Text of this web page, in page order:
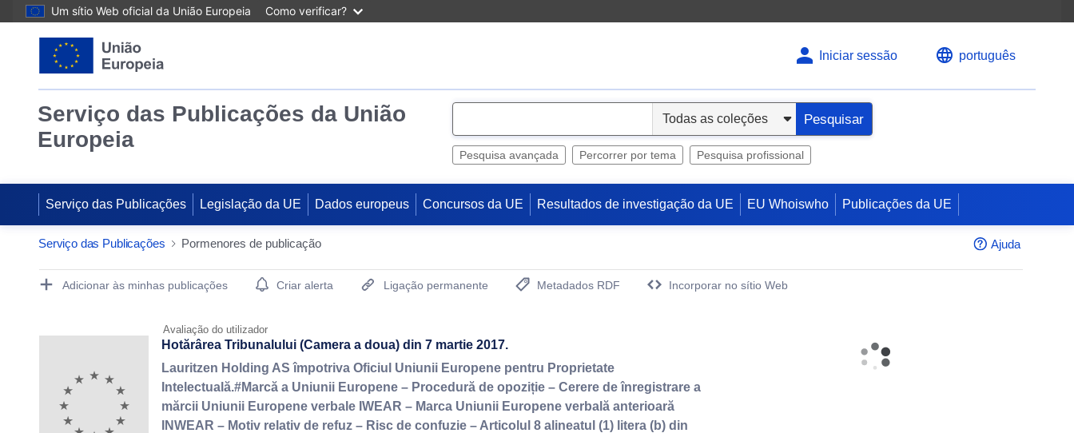
Um sítio Web oficial da União Europeia Como verificar?
Iniciar sessão português
Serviço das Publicações da União
Europeia
e
Pesquisar
Pesquisa avançada Percorrer por tema Pesquisa profissional
Serviço das Publicações Legislação da UE Dados europeus Concursos da UE Resultados de investigação da UE EU Whoiswho Publicações da UE
Serviço das Publicações Pormenores de publicação Ajuda
Publication Detail Actions Portlet
Adicionar às minhas publicações Criar alerta Ligação permanente
Metadados RDF
Incorporar no sítio Web
Avaliação do utilizador
Hotărârea Tribunalului (Camera a doua) din 7 martie 2017.
Lauritzen Holding AS împotriva Oficiul Uniunii Europene pentru Proprietate
Intelectuală.#Marcă a Uniunii Europene – Procedură de opoziție – Cerere de înregistrare a
mărcii Uniunii Europene verbale IWEAR – Marca Uniunii Europene verbală anterioară
INWEAR – Motiv relativ de refuz – Risc de confuzie – Articolul 8 alineatul (1) litera (b) din